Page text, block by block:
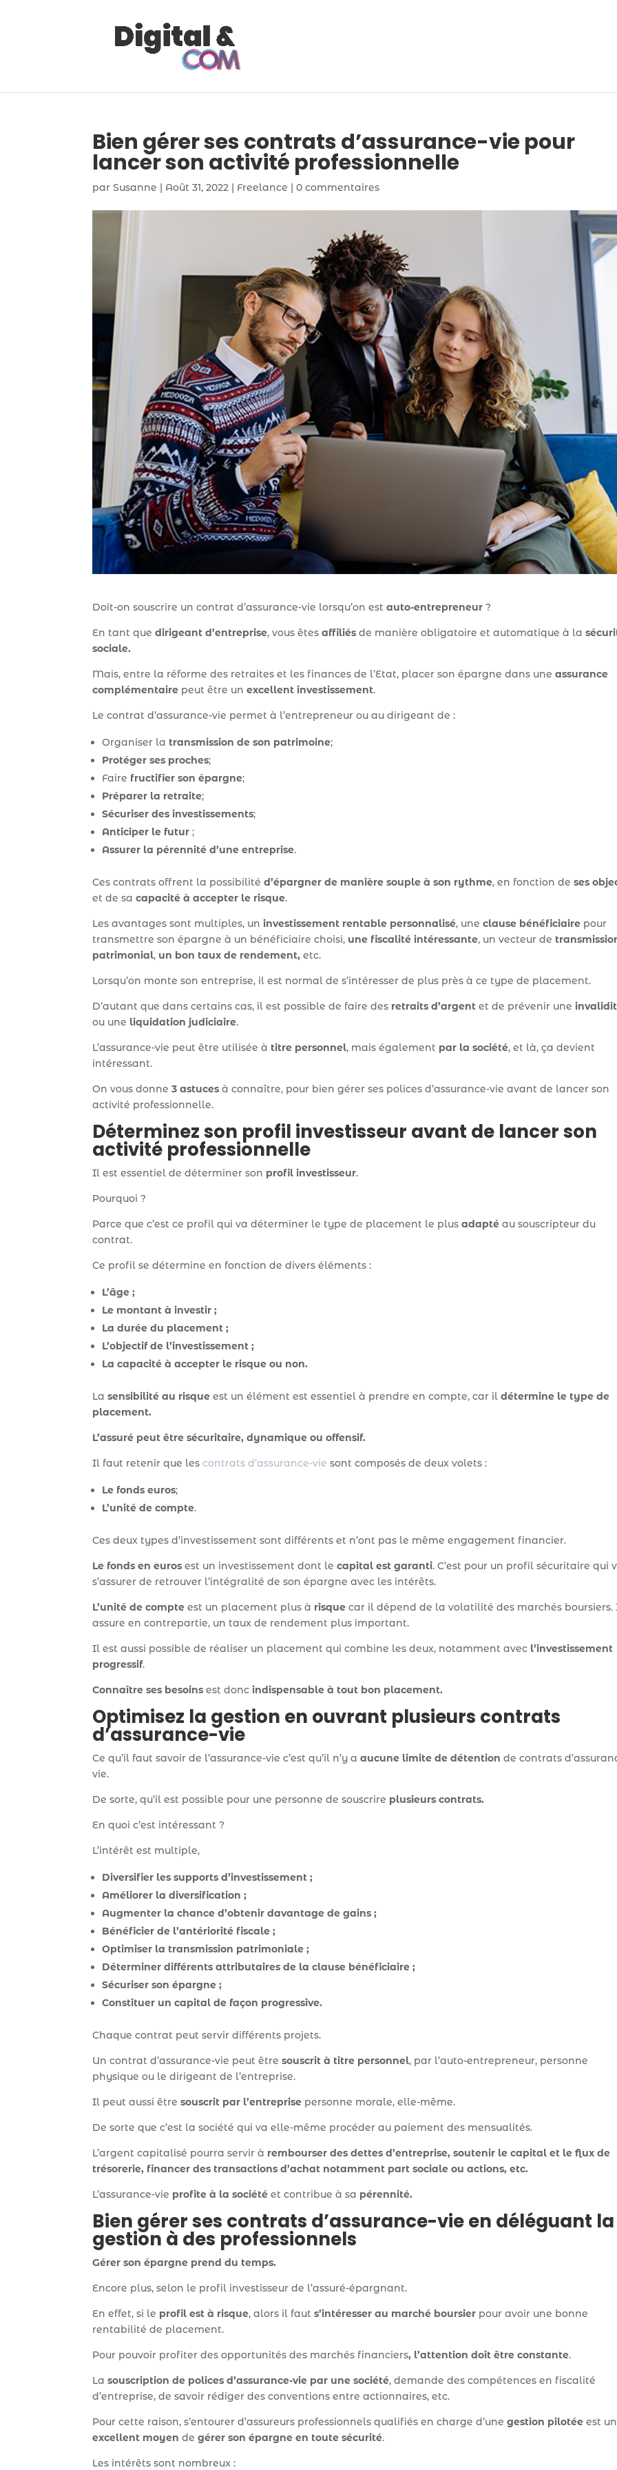
Bien gérer ses contrats d’assurance-vie pour
lancer son activité professionnelle
parSusanne | Août 31, 2022 | Freelance |0 commentaires
Doit-on souscrire un contrat d’assurance-vie lorsqu’on estauto-entrepreneur ?
En tant quedirigeant d’entreprise, vous êtesaffiliés de manière obligatoire et automatique à la
sociale.
Mais, entre la réforme des retraites et les finances de l’Etat, placer son épargne dans uneassurance
complémentaire peut être unexcellent investissement.
Le contrat d’assurance-vie permet à l’entrepreneur ou au dirigeant de :
Organiser la transmission de son patrimoine;
Protéger ses proches;
Faire fructifier son épargne;
Préparer la retraite;
Sécuriser des investissements;
Anticiper le futur;
Assurer la pérennité d’une entreprise.
Ces contrats offrent la possibilitéd’épargner de manière souple à son rythme, en fonction deses
et de sacapacité à accepter le risque.
Les avantages sont multiples, uninvestissement rentable personnalisé, uneclause bénéficiaire pour
transmettre son épargne à un bénéficiaire choisi, une fiscalité intéressante, un vecteur de
patrimonial, un bon taux de rendement, etc.
Lorsqu’on monte son entreprise, il est normal de s’intéresser de plus près à ce type de placement.
D’autant que dans certains cas, il est possible de faire des retraits d’argent et de prévenir une
ou une liquidation judiciaire.
L’assurance-vie peut être utilisée à titre personnel, mais également par la société, et là, ça devient
intéressant.
On vous donne3 astuces à connaître, pour bien gérer ses polices d’assurance-vie avant de lancer son
activité professionnelle.
Déterminez son profil investisseur avant de lancer son
activité professionnelle
Il est essentiel de déterminer son profil investisseur.
Pourquoi ?
Parce que c’est ce profil qui va déterminer le type de placement le plus adapté au souscripteur du
contrat.
Ce profil se détermine en fonction de divers éléments :
L’âge ;
Le montant à investir ;
La durée du placement ;
L’objectif de l’investissement ;
La capacité à accepter le risque ou non.
Lasensibilité au risque est un élément est essentiel à prendre en compte, car ildétermine le type de
placement.
L’assuré peut être sécuritaire, dynamique ou offensif.
Il faut retenir que lescontrats d’assurance-vie sont composés de deux volets :
Le fonds euros;
L’unité de compte.
Ces deux types d’investissement sont différents et n’ont pas le même engagement financier.
Le fonds en euros est un investissement dont lecapital est garanti. C’est pour un profil sécuritaire qui
s’assurer de retrouver l’intégralité de son épargne avec les intérêts.
L’unité de compte est un placement plus à risque car il dépend de la volatilité des marchés boursiers.
assure en contrepartie, un taux de rendement plus important.
Il est aussi possible de réaliser un placement qui combine les deux, notamment avec l’investissement
progressif.
Connaître ses besoins est doncindispensable à tout bon placement.
Optimisez la gestion en ouvrant plusieurs contrats
d’assurance-vie
Ce qu’il faut savoir de l’assurance-vie c’est qu’il n’y aaucune limite de détention de contrats
vie.
De sorte, qu’il est possible pour une personne de souscrire plusieurs contrats.
En quoi c’est intéressant ?
L’intérêt est multiple,
Diversifier les supports d’investissement ;
Améliorer la diversification ;
Augmenter la chance d’obtenir davantage de gains ;
Bénéficier de l’antériorité fiscale ;
Optimiser la transmission patrimoniale ;
Déterminer différents attributaires de la clause bénéficiaire ;
Sécuriser son épargne ;
Constituer un capital de façon progressive.
Chaque contrat peut servir différents projets.
Un contrat d’assurance-vie peut être souscrit à titre personnel, par l’auto-entrepreneur, personne
physique ou le dirigeant de l’entreprise.
Il peut aussi êtresouscrit par l’entreprise personne morale, elle-même.
De sorte que c’est la société qui va elle-même procéder au paiement des mensualités.
L’argent capitalisé pourra servir à rembourser des dettes d’entreprise, soutenir le capital et le flux de
trésorerie, financer des transactions d’achat notamment part sociale ou actions, etc.
L’assurance-vie profite à la sociétéet contribue à sa pérennité.
Bien gérer ses contrats d’assurance-vie en déléguant la
gestion à des professionnels
Gérer son épargne prend du temps.
Encore plus, selon le profil investisseur de l’assuré-épargnant.
En effet, si le profil est à risque, alors il fauts’intéresser au marché boursier pour avoir une bonne
rentabilité de placement.
Pour pouvoir profiter des opportunités des marchés financiers, l’attention doit être constante.
Lasouscription de polices d’assurance-vie par une société, demande des compétences en fiscalité
d’entreprise, de savoir rédiger des conventions entre actionnaires, etc.
Pour cette raison, s’entourer d’assureurs professionnels qualifiés en charge d’unegestion pilotée est un
excellent moyen degérer son épargne en toute sécurité.
Les intérêts sont nombreux :